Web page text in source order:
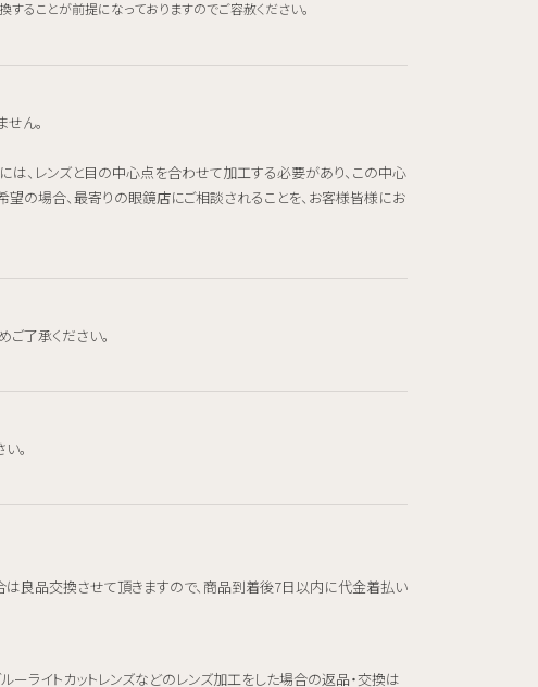
ることが前提になっておりますのでご容赦ください。
ん。
、レンズと目の中心点を合わせて加工する必要があり、この中心
の場合、最寄りの眼鏡店にご相談されることを、お客様皆様にお
了承ください。
。
良品交換させて頂きますので、商品到着後7日以内に代金着払い
ーライトカットレンズなどのレンズ加工をした場合の返品・交換は